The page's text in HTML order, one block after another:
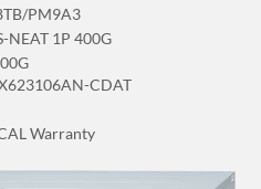
PM9A3
NEAT 1P 400G
CDAT
Warranty